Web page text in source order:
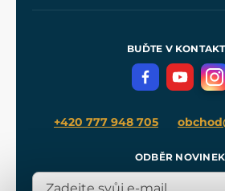
Meče pro Kingdom Come
BUĎTE V
+420 777 948 705
ODBĚR NOVINEK